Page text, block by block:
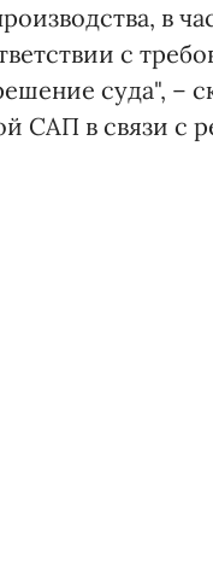
в
с
суда", –
САП в связи с